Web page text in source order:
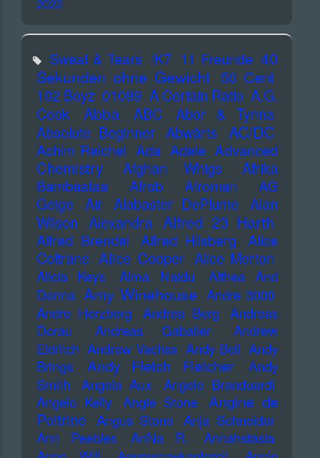
Sweat & Tears !K7 11 Freunde 40
Sekunden ohne Gewicht 50 Cent
102 Boyz 01099 A Certain Ratio A.G.
Cook
Abba ABC
Abor & Tynna
Absolute Beginner Abwärts AC/DC
Achim Reichel Ada Adele Advanced
Chemistry
Afghan Whigs
Afrika
Bambaataa
Afrob Afroman
AG
Geige
Air Alabaster DePlume
Alan
Wilson Alexandra Alfred 23 Harth
Alfred Brendel Alfred Hilsberg
Alice
Coltrane Alice Cooper Alice Merton
Alicia Keys Alma Naidu
Althea And
Donna Amy Winehouse Andre 3000
Andre Herzberg
Andrea Berg
Andreas
Dorau
Andreas Gabalier
Andrew
Eldritch Andrew Vachss Andy Bell Andy
Brings
Andy Fletch Fletcher
Andy
Smith
Angela Aux
Angelo Branduardi
Angelo Kelly
Angie Stone
Angine de
Poitrine Angus Stone Anja Schneider
Ann Peebles
AnNa R.
Annahstasia